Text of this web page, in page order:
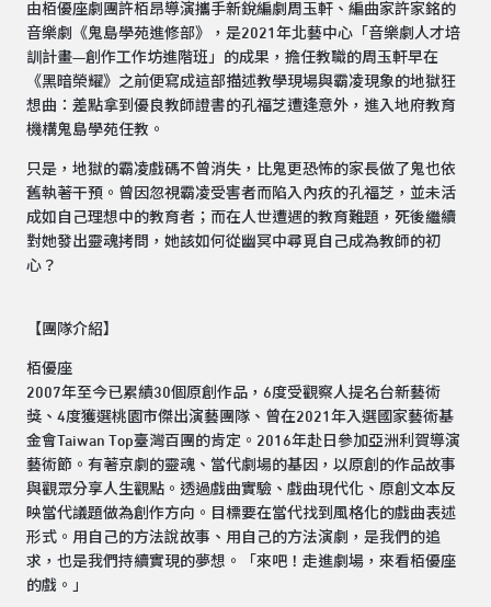
由栢優座劇團許栢昂導演攜手新銳編劇周玉軒、編曲家許家銘的
音樂劇《鬼島學苑進修部》，是2021年北藝中心「音樂劇人才培
訓計畫—創作工作坊進階班」的成果，擔任教職的周玉軒早在
《黑暗榮耀》之前便寫成這部描述教學現場與霸凌現象的地獄狂
想曲：差點拿到優良教師證書的孔福芝遭逢意外，進入地府教育
機構鬼島學苑任教。
只是，地獄的霸凌戲碼不曾消失，比鬼更恐怖的家長做了鬼也依
舊執著干預。曾因忽視霸凌受害者而陷入內疚的孔福芝，並未活
成如自己理想中的教育者；而在人世遭遇的教育難題，死後繼續
對她發出靈魂拷問，她該如何從幽冥中尋覓自己成為教師的初
心？
【團隊介紹】
栢優座
2007年至今已累績30個原創作品，6度受觀察人提名台新藝術
獎、4度獲選桃園市傑出演藝團隊、曾在2021年入選國家藝術基
金會Taiwan Top臺灣百團的肯定。2016年赴日參加亞洲利賀導演
藝術節。有著京劇的靈魂、當代劇場的基因，以原創的作品故事
與觀眾分享人生觀點。透過戲曲實驗、戲曲現代化、原創文本反
映當代議題做為創作方向。目標要在當代找到風格化的戲曲表述
形式。用自己的方法說故事、用自己的方法演劇，是我們的追
求，也是我們持續實現的夢想。「來吧！走進劇場，來看栢優座
的戲。」